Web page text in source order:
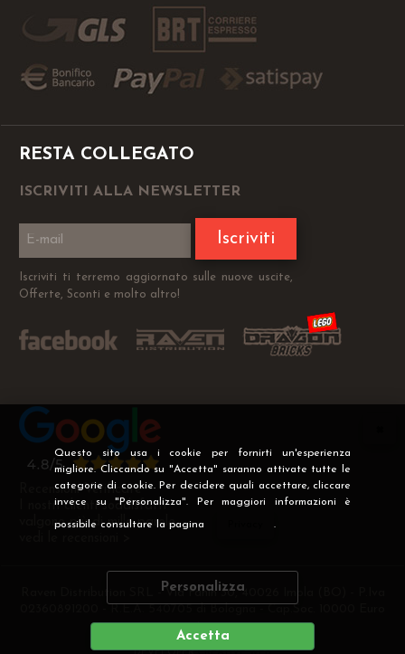
Questo sito usa i cookie per fornirti un'esperienza
migliore. Cliccando su "Accetta" saranno attivate tutte le
categorie di cookie. Per decidere quali accettare, cliccare
invece su "Personalizza". Per maggiori informazioni è
possibile consultare la pagina .
Personalizza
Accetta
RESTA COLLEGATO
ISCRIVITI ALLA NEWSLETTER
Iscriviti
Iscriviti ti terremo aggiornato sulle nuove uscite,
Offerte, Sconti e molto altro!
Recensioni Verificate
I nostri clienti soddisfatti
valgono più di mille parole
Raven Distribution SRL - Via Fanin 30, 40026 Imola (BO) - P.Iva
i.v